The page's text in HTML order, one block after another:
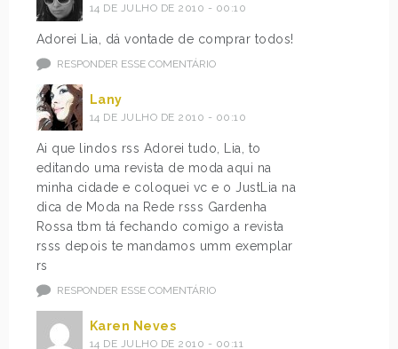
14 DE JULHO DE 2010 - 00:10
Adorei Lia, dá vontade de comprar todos!
RESPONDER ESSE COMENTÁRIO
Lany
14 DE JULHO DE 2010 - 00:10
Ai que lindos rss Adorei tudo, Lia, to
editando uma revista de moda aqui na
minha cidade e coloquei vc e o JustLia na
dica de Moda na Rede rsss Gardenha
Rossa tbm tá fechando comigo a revista
rsss depois te mandamos umm exemplar
rs
RESPONDER ESSE COMENTÁRIO
Karen Neves
14 DE JULHO DE 2010 - 00:11